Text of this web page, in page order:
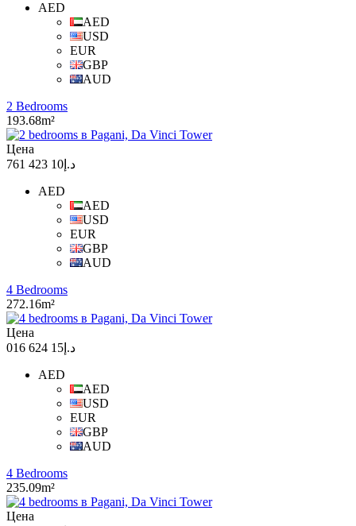
AED
AED
USD
EUR
GBP
AUD
2 Bedrooms
193.68m²
Цена
د.إ10 423 761
AED
AED
USD
EUR
GBP
AUD
4 Bedrooms
272.16m²
Цена
د.إ15 624 016
AED
AED
USD
EUR
GBP
AUD
4 Bedrooms
235.09m²
Цена